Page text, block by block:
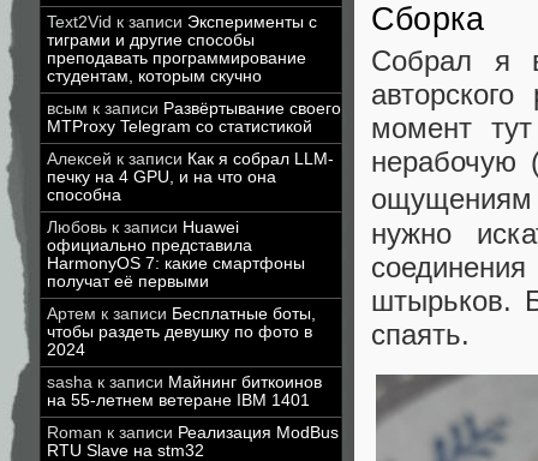
Text2Vid к записи Эксперименты с
тиграми и другие способы
преподавать программирование
студентам, которым скучно
всым к записи Развёртывание своего
MTProxy Telegram со статистикой
Алексей к записи Как я собрал LLM-
печку на 4 GPU, и на что она
способна
Любовь к записи Huawei
официально представила
HarmonyOS 7: какие смартфоны
получат её первыми
Артем к записи Бесплатные боты,
чтобы раздеть девушку по фото в
2024
sasha к записи Майнинг биткоинов
на 55-летнем ветеране IBM 1401
Roman к записи Реализация ModBus
RTU Slave на stm32
Сборка
Собрал я
момент
нерабочую
нужно
штырьков.
спаять.